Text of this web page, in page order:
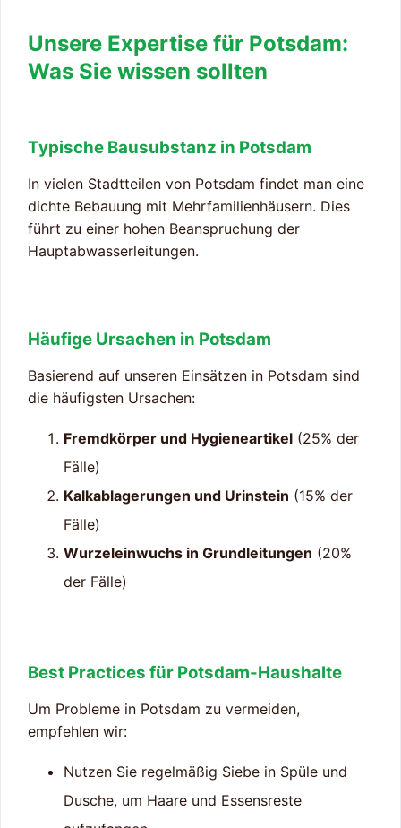
Unsere Expertise für Potsdam:
Was Sie wissen sollten
Typische Bausubstanz in Potsdam
In vielen Stadtteilen von Potsdam findet man eine
dichte Bebauung mit Mehrfamilienhäusern. Dies
führt zu einer hohen Beanspruchung der
Hauptabwasserleitungen.
Häufige Ursachen in Potsdam
Basierend auf unseren Einsätzen in Potsdam sind
die häufigsten Ursachen:
Fremdkörper und Hygieneartikel (25% der
Fälle)
Kalkablagerungen und Urinstein (15% der
Fälle)
Wurzeleinwuchs in Grundleitungen (20%
der Fälle)
Best Practices für Potsdam-Haushalte
Um Probleme in Potsdam zu vermeiden,
empfehlen wir:
Nutzen Sie regelmäßig Siebe in Spüle und
Dusche, um Haare und Essensreste